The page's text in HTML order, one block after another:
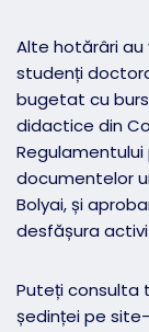
Alte hotărâri
studenți
bugetat cu
didactice din
documentelor
Bolyai, și
desfășura
Puteți consulta
ședinței pe site-